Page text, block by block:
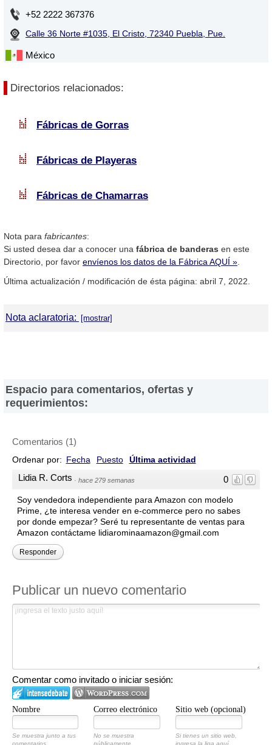
+52 2222 367376
Calle 36 Norte #1035, El Cristo, 72340 Puebla, Pue.
México
Directorios relacionados:
Fábricas de Gorras
Fábricas de Playeras
Fábricas de Chamarras
Nota para fabricantes:
Si usted desea dar a conocer una fábrica de banderas en este
Directorio, por favor envíenos los datos de la Fábrica AQUÍ ».
Última actualización / modificación de ésta página: abril 7, 2022.
Nota aclaratoria:
servicios ofrecidos por éstas. Asimismo, se advierte que las
direcciones, números de teléfono y fax y otros datos de contacto
Espacio para comentarios, ofertas y
requerimientos:
Comentarios (1)
Ordenar por: Fecha Puesto Última actividad
0
Lidia R. Corts · hace 279 semanas
Soy vendedora independiente para Amazon con modelo
Prime, ¿te interesa vender en e-commerce pero no sabes
por donde empezar? Seré tu representante de ventas para
Amazon contáctame lidiarominaamazon@gmail.com
Responder
Publicar un nuevo comentario
Comentar como invitado o iniciar sesión:
Nombre Correo electrónico Sitio web (opcional)
Se muestra junto a tus
comentarios.
No se muestra
públicamente.
Si tienes un sitio web,
ingresa la liga aquí.